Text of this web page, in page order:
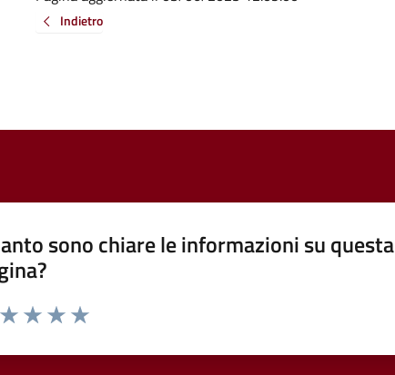
Indietro
sono chiare le informazioni su questa
da 1 a 5 stelle la pagina